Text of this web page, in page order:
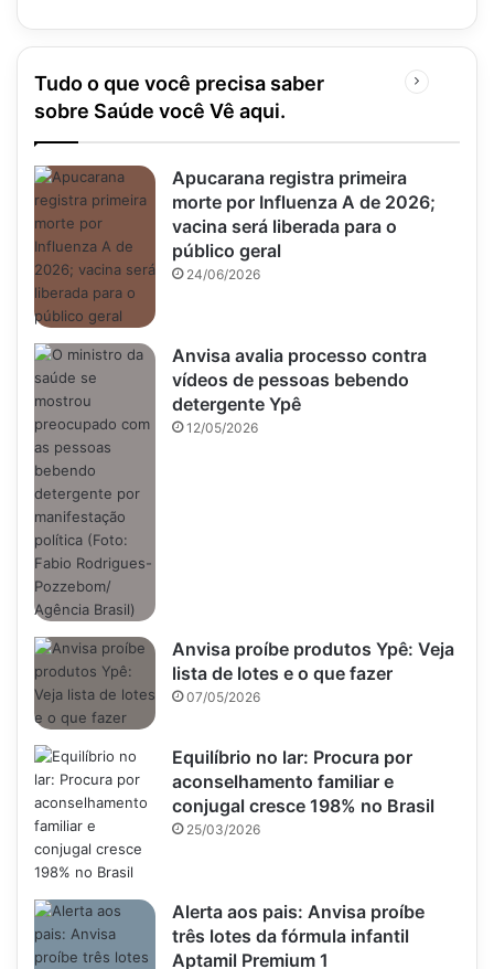
Tudo o que você precisa saber
sobre Saúde você Vê aqui.
Próxima
Apucarana registra primeira
morte por Influenza A de 2026;
vacina será liberada para o
público geral
24/06/2026
Anvisa avalia processo contra
vídeos de pessoas bebendo
detergente Ypê
12/05/2026
Anvisa proíbe produtos Ypê: Veja
lista de lotes e o que fazer
07/05/2026
Equilíbrio no lar: Procura por
aconselhamento familiar e
conjugal cresce 198% no Brasil
25/03/2026
Alerta aos pais: Anvisa proíbe
três lotes da fórmula infantil
Aptamil Premium 1